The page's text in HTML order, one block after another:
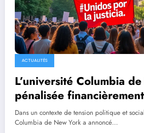
ACTUALITÉS
L’université Columbia
pénalisée
l’administration Trump,
nouvelles réformes
Dans un contexte de tension politique et
Columbia de New York a annoncé…